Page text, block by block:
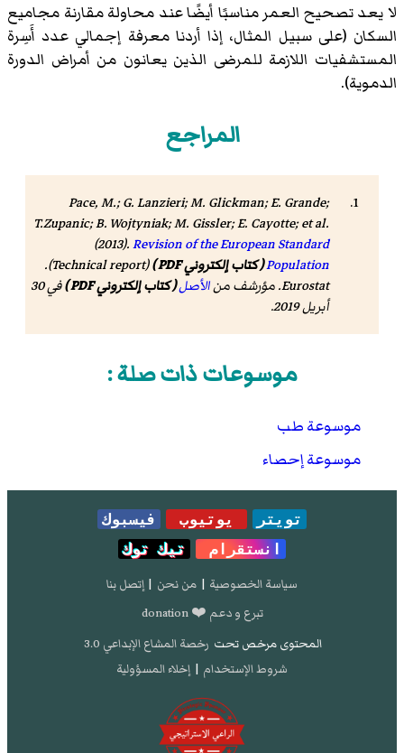
لا يعد تصحيح العمر مناسبًا أيضًا عند محاولة مقارنة مجاميع
السكان (على سبيل المثال، إذا أردنا معرفة إجمالي عدد أَسِرة
المستشفيات اللازمة للمرضى الذين يعانون من أمراض الدورة
الدموية).
المراجع
Pace, M.; G. Lanzieri; M. Glickman; E. Grande;
T.Zupanic; B. Wojtyniak; M. Gissler; E. Cayotte; et al.
(2013).Revision of the European Standard
Population( كتاب إلكتروني PDF )
(Technical report).
Eurostat. مؤرشف من
الأصل( كتاب إلكتروني PDF )
في 30
أبريل 2019.
موسوعات ذات صلة :
موسوعة طب
موسوعة إحصاء
تويتر يوتيوب
فيسبوك
انستقرام
تيك توك
سياسة الخصوصية | من نحن | إتصل بنا
تبرع و دعم ❤️ donation
المحتوى مرخص تحت رخصة المشاع الإبداعي 3.0
شروط الإستخدام | إخلاء المسؤولية